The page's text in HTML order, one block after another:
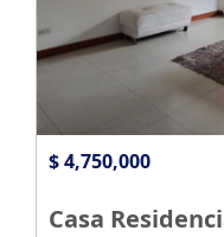
$ 4,750,000
Casa